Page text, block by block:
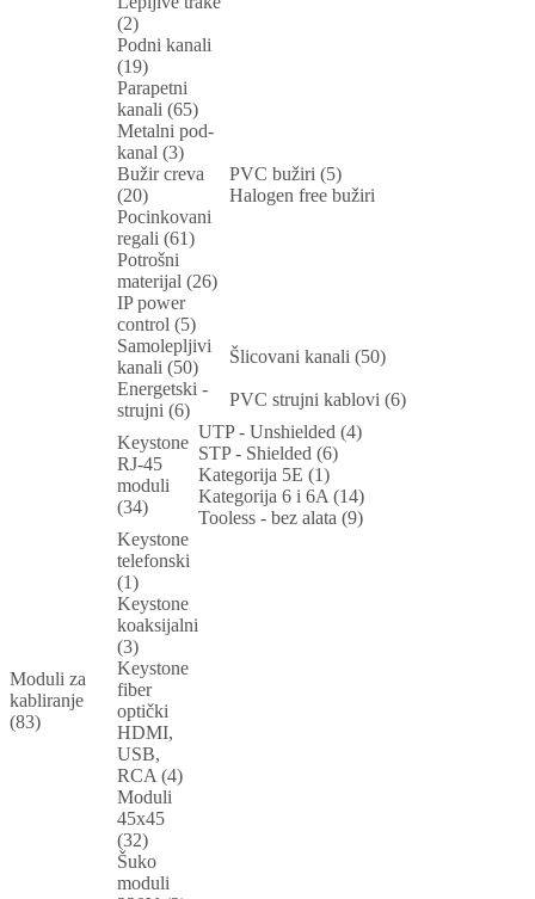
(2)
Podni kanali
(19)
Parapetni
kanali (65)
Metalni pod-
kanal (3)
Bužir creva
(20)
PVC bužiri (5)
Halogen free bužiri
Pocinkovani
regali (61)
Potrošni
materijal (26)
IP power
control (5)
Samolepljivi
kanali (50)
Šlicovani kanali (50)
Energetski -
strujni (6)
PVC strujni kablovi (6)
Moduli za
kabliranje
(83)
Keystone
RJ-45
moduli
(34)
UTP - Unshielded (4)
STP - Shielded (6)
Kategorija 5E (1)
Kategorija 6 i 6A (14)
Tooless - bez alata (9)
Keystone
telefonski
(1)
Keystone
koaksijalni
(3)
Keystone
fiber
optički
HDMI,
USB,
RCA (4)
Moduli
45x45
(32)
Šuko
moduli